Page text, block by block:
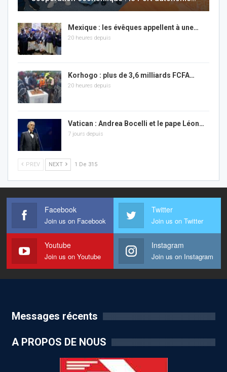
Mexique : les évêques appellent à une…
20 heures depuis
Korhogo : plus de 3,6 milliards FCFA…
20 heures depuis
Vatican : Andrea Bocelli et le pape Léon…
7 jours depuis
PREV NEXT 1 De 315
Facebook
Join us on Facebook
Twitter
Join us on Twitter
Youtube
Join us on Youtube
Instagram
Join us on Instagram
Messages récents
A PROPOS DE NOUS